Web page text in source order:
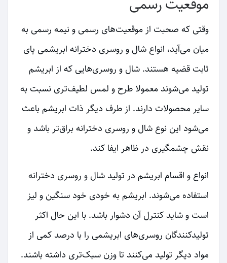
وقتی که صحبت از موقعیت‌های رسمی و نیمه رسمی به
میان می‌آید، انواع شال و روسری دخترانه ابریشمی پای
ثابت قضیه هستند. شال و روسری‌هایی که از ابریشم
تولید می‌شوند معمولا طرح و لمس لطیف‌تری نسبت به
سایر محصولات دارند. از طرف دیگر ذات ابریشم باعث
می‌شود این نوع شال و روسری دخترانه براق‌تر باشد و
نقش چشمگیری در ظاهر ایفا کند.
انواع و اقسام ابریشم در تولید شال و روسری دخترانه
استفاده می‌شوند. ابریشم به خودی خود سنگین و لیز
است و شاید کنترل آن دشوار باشد. با این حال اکثر
تولیدکنندگان روسری‌های ابریشمی را با درصد کمی از
مواد دیگر تولید می‌کنند تا وزن سبک‌تری داشته باشند.